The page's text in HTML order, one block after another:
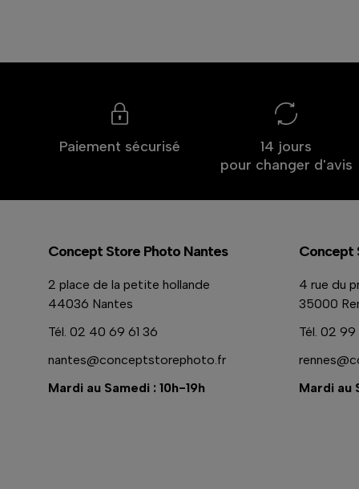
Paiement sécurisé
14 jours
pour changer d'avis
Concept Store Photo Nantes
2 place de la petite hollande
44036 Nantes
Tél. 02 40 69 61 36
nantes@conceptstorephoto.fr
Mardi au Samedi : 10h-19h
Concept
4 rue du
35000
Tél. 02 99
Mardi au